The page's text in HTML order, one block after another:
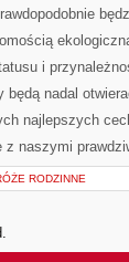
i
będą nadal
najlepszych
z naszymi
RODZINNE